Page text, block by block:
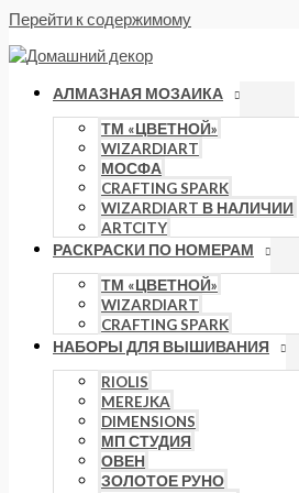
Перейти к содержимому
АЛМАЗНАЯ МОЗАИКА
ТМ «ЦВЕТНОЙ»
WIZARDIART
МОСФА
CRAFTING SPARK
WIZARDIART В НАЛИЧИИ
ARTCITY
РАСКРАСКИ ПО НОМЕРАМ
ТМ «ЦВЕТНОЙ»
WIZARDIART
CRAFTING SPARK
НАБОРЫ ДЛЯ ВЫШИВАНИЯ
RIOLIS
MEREJKA
DIMENSIONS
МП СТУДИЯ
ОВЕН
ЗОЛОТОЕ РУНО